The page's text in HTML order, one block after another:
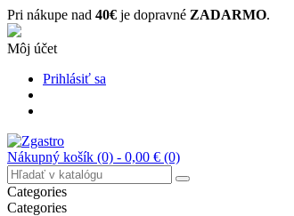
Pri nákupe nad 40€ je dopravné ZADARMO.
Môj účet
Prihlásiť sa
Nákupný košík (0) - 0,00 € (0)
Categories
Categories